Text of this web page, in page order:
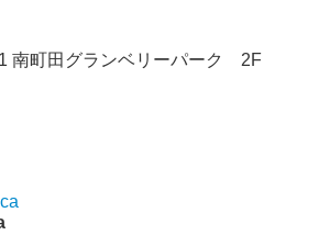
南町田グランベリーパーク 2F